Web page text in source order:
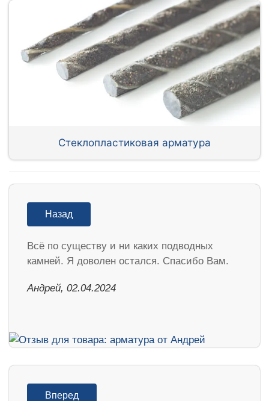
Стеклопластиковая арматура
Назад
Всё по существу и ни каких подводных
камней. Я доволен остался. Спасибо Вам.
Андрей, 02.04.2024
Вперед